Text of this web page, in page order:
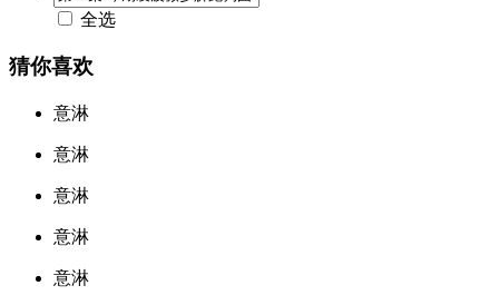
全选
猜你喜欢
意淋
意淋
意淋
意淋
意淋